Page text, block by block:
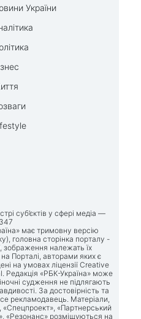
України
суб’єктів у сфері медіа —
має тримовну версію
головна сторінка порталу -
зображення належать їх
Порталі, авторами яких є
на умовах ліцензії Creative
Редакція «РБК-Україна» може
судження не підлягають
За достовірність та
рекламодавець. Матеріали,
«Партнерський
«Резонанс» розміщуються на